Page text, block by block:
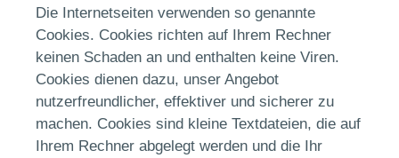
Die Internetseiten verwenden so genannte
Cookies. Cookies richten auf Ihrem Rechner
keinen Schaden an und enthalten keine Viren.
Cookies dienen dazu, unser Angebot
nutzerfreundlicher, effektiver und sicherer zu
machen. Cookies sind kleine Textdateien, die auf
Ihrem Rechner abgelegt werden und die Ihr